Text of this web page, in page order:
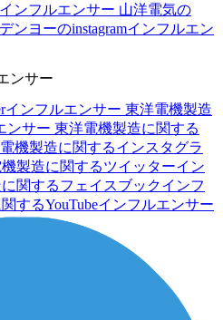
ンフルエンサー 山洋電気の
デンヨーのinstagramインフルエン
ンサー
インフルエンサー 東洋電機製造
ンサー 東洋電機製造に関する
機製造に関するインスタグラ
製造に関するツイッターイン
関するフェイスブックインフ
するYouTubeインフルエンサー